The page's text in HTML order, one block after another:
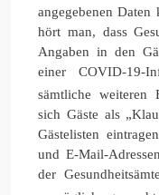
angegebenen
hört man, dass
Angaben in den
einer COVID-19-
sämtliche weiteren
sich Gäste als
Gästelisten
und E-Mail-
der